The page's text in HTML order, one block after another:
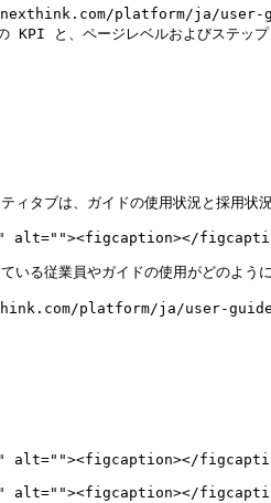
platform/ja/user-
KPI と、ページレベルおよびステッ
タブは、ガイドの使用状況と採用状
alt=""><figcaption></
いる従業員やガイドの使用がどのよう
platform/ja/user-guide/
alt=""><figcaption></
alt=""><figcaption></